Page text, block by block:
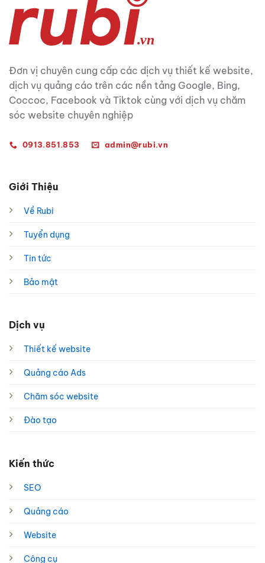
Đơn vị chuyên cung cấp các dịch vụ thiết kế website,
dịch vụ quảng cáo trên các nền tảng Google, Bing,
Coccoc, Facebook và Tiktok cùng với dịch vụ chăm
sóc website chuyên nghiệp
0913.851.853 admin@rubi.vn
Giới Thiệu
Về Rubi
Tuyển dụng
Tin tức
Bảo mật
Dịch vụ
Thiết kế website
Quảng cáo Ads
Chăm sóc website
Đào tạo
Kiến thức
SEO
Quảng cáo
Website
Công cụ